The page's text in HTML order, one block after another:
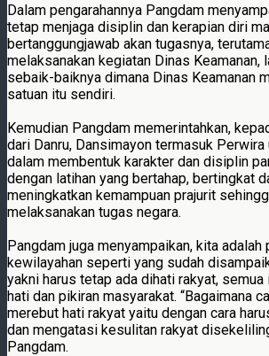
Dalam pengarahannya Pangdam
tetap menjaga disiplin dan kerapian diri
bertanggungjawab akan tugasnya,
melaksanakan kegiatan Dinas Keamanan,
sebaik-baiknya dimana Dinas Keamanan
satuan itu sendiri.
Kemudian Pangdam memerintahkan,
dari Danru, Dansimayon termasuk
dalam membentuk karakter dan disiplin
dengan latihan yang bertahap, bertingkat
meningkatkan kemampuan prajurit
melaksanakan tugas negara.
Pangdam juga menyampaikan, kita adalah
kewilayahan seperti yang sudah
yakni harus tetap ada dihati rakyat,
hati dan pikiran masyarakat. “Bagaimana
merebut hati rakyat yaitu dengan cara
dan mengatasi kesulitan rakyat
Pangdam.